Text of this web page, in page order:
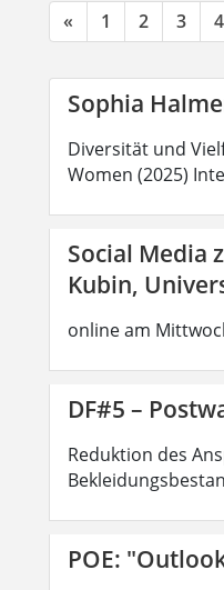
« 1 2 3 4
Sophia
Diversität und
Women (2025)
Social Media
Kubin,
online am
DF#5 –
Reduktion des
POE: